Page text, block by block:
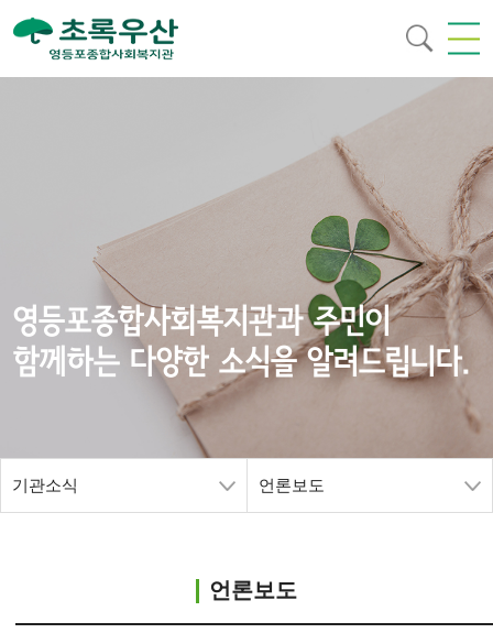
영등포종합사회복지관과 주민이
함께하는 다양한 소식을 알려드립니다.
기관소식 언론보도
언론보도